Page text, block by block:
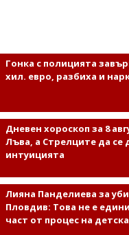
Гонка с полицията
хил. евро, разбиха и
Дневен хороскоп за 8
Лъва, а Стрелците да се
интуицията
Лияна Панделиева за
Пловдив: Това не е
част от процес на